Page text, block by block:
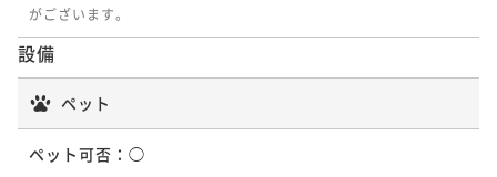
がございます。
設備
ペット
ペット可否： ◯